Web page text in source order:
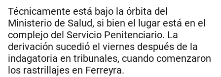
Técnicamente está bajo la órbita del
Ministerio de Salud, si bien el lugar está en el
complejo del Servicio Penitenciario. La
derivación sucedió el viernes después de la
indagatoria en tribunales, cuando comenzaron
los rastrillajes en Ferreyra.